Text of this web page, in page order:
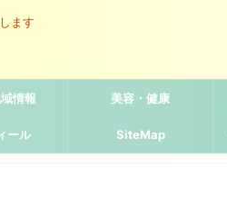
ます
情報 美容・健康
ール SiteMap